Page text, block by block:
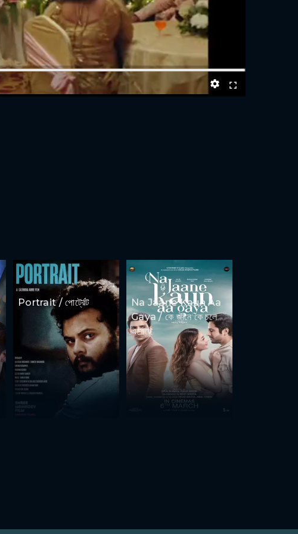
Portrait / পোর্ট্রেট
Na Jaane Kaun Aa
Gaya / কে জানে কে চলে
এসেছে